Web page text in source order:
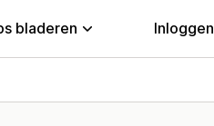
bladeren Inloggen